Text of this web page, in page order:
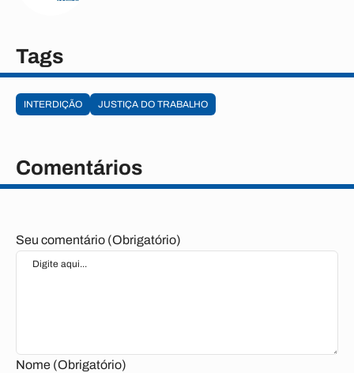
Tags
INTERDIÇÃO JUSTIÇA DO TRABALHO
Comentários
Seu comentário (Obrigatório)
Nome (Obrigatório)